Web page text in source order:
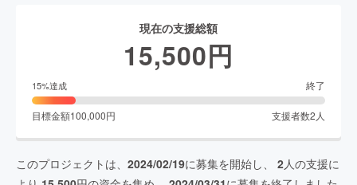
現在の支援総額
15,500円
15%達成 終了
目標金額100,000円 支援者数2人
このプロジェクトは、 2024/02/19に募集を開始し、 2人の支援に